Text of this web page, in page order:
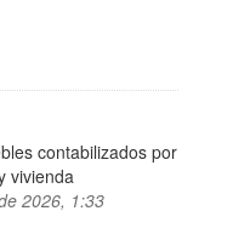
contabilizados por
vivienda
2026, 1:33